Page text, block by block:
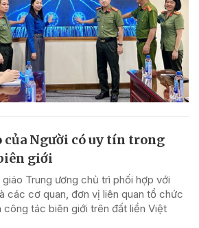
của Người có uy tín trong
giới
Trung ương chủ trì phối hợp với
các cơ quan, đơn vị liên quan tổ chức
công tác biên giới trên đất liền Việt